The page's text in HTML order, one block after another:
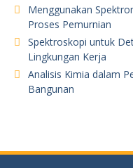
Menggunakan
Proses Pemurnian
Spektroskopi untuk
Lingkungan Kerja
Analisis Kimia dalam
Bangunan